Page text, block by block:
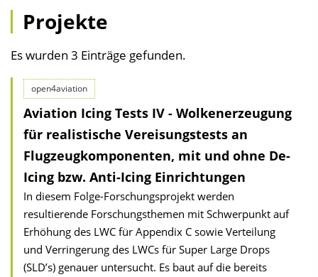
Projekte
Es wurden 3 Einträge gefunden.
open4aviation
Aviation Icing Tests IV - Wolkenerzeugung
für realistische Vereisungstests an
Flugzeug­komponenten, mit und ohne De-
Icing bzw. Anti-Icing Einrichtungen
In diesem Folge-Forschungsprojekt werden
resultierende Forschungsthemen mit Schwerpunkt auf
Erhöhung des LWC für Appendix C sowie Verteilung
und Verringerung des LWCs für Super Large Drops
(SLD’s) genauer untersucht. Es baut auf die bereits